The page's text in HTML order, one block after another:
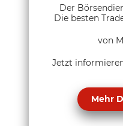
Der
Die besten
von
Jetzt
Mehr